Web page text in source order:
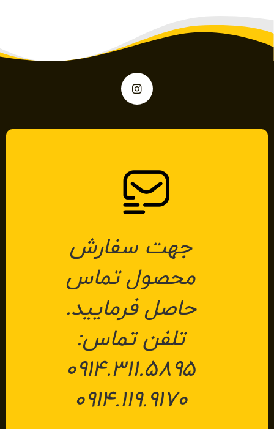
جهت سفارش
محصول تماس
حاصل فرمایید.
تلفن تماس:
۰۹۱۴.۳۱۱.۵۸۹۵
۰۹۱۴.۱۱۹.۹۱۷۰